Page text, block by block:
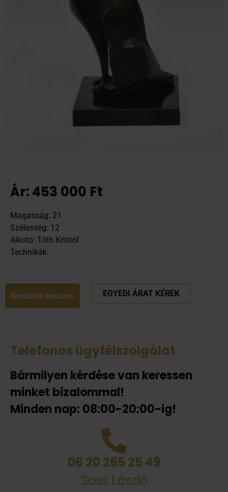
Ár:453 000 Ft
Magasság: 21
Szélesség: 12
Alkotó: Tóth Kristóf
Technikák:
Kosárba teszem EGYEDI ÁRAT KÉREK
Telefonos ügyfélszolgálat
Bármilyen kérdése van keressen
minket bizalommal!
Minden nap: 08:00-20:00-ig!
06 20 265 25 49
Sass László